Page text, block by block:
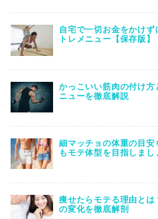
自宅で一切お金をかけ
トレメニュー【保存版】
かっこいい筋肉の付け方
ニューを徹底解説
細マッチョの体重の目
もモテ体型を目指しまし
痩せたらモテる理由とは
の変化を徹底解剖